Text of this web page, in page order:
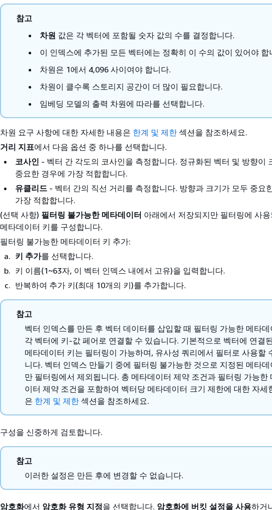
참고
차원 값은 각 벡터에 포함될 숫자 값의 수를 결정합니다.
이 인덱스에 추가된 모든 벡터에는 정확히 이 수의 값이 있어야 합
차원은 1에서 4,096 사이여야 합니다.
차원이 클수록 스토리지 공간이 더 많이 필요합니다.
임베딩 모델의 출력 차원에 따라를 선택합니다.
차원 요구 사항에 대한 자세한 내용은 한계 및 제한 섹션을 참조하세요.
거리 지표에서 다음 옵션 중 하나를 선택합니다.
코사인 - 벡터 간 각도의 코사인을 측정합니다. 정규화된 벡터 및 방향이
중요한 경우에 가장 적합합니다.
유클리드 - 벡터 간의 직선 거리를 측정합니다. 방향과 크기가 모두 중요
가장 적합합니다.
(선택 사항) 필터링 불가능한 메타데이터 아래에서 저장되지만 필터링에 사
메타데이터 키를 구성합니다.
필터링 불가능한 메타데이터 키 추가:
키 추가를 선택합니다.
키 이름(1~63자, 이 벡터 인덱스 내에서 고유)을 입력합니다.
반복하여 추가 키(최대 10개의 키)를 추가합니다.
참고
벡터 인덱스를 만든 후 벡터 데이터를 삽입할 때 필터링 가능한 메타
각 벡터에 키-값 페어로 연결할 수 있습니다. 기본적으로 벡터에 연결
메타데이터 키는 필터링이 가능하며, 유사성 쿼리에서 필터로 사용할
니다. 벡터 인덱스 만들기 중에 필터링 불가능한 것으로 지정된 메타
만 필터링에서 제외됩니다. 총 메타데이터 제약 조건과 필터링 가능한
이터 제약 조건을 포함하여 벡터당 메타데이터 크기 제한에 대한 자세
은 한계 및 제한 섹션을 참조하세요.
구성을 신중하게 검토합니다.
참고
이러한 설정은 만든 후에 변경할 수 없습니다.
암호화에서 암호화 유형 지정을 선택합니다. 암호화에 버킷 설정을 사용하거